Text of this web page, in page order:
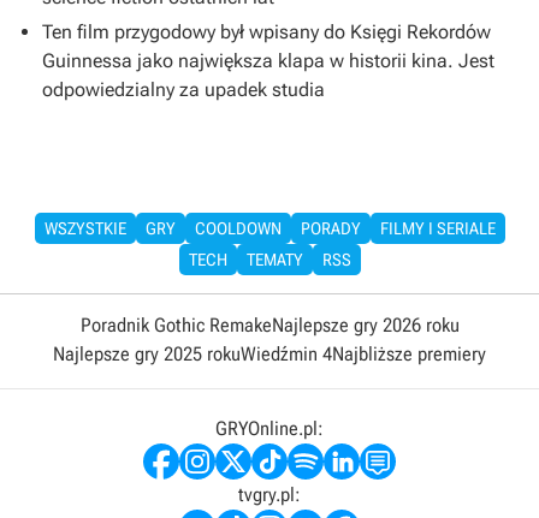
Ten film przygodowy był wpisany do Księgi Rekordów
Guinnessa jako największa klapa w historii kina. Jest
odpowiedzialny za upadek studia
WSZYSTKIE GRY COOLDOWN PORADY
FILMY I SERIALE
TECH
TEMATY RSS
Poradnik Gothic RemakeNajlepsze gry 2026 roku
Najlepsze gry 2025 rokuWiedźmin 4Najbliższe premiery
GRYOnline.pl:
tvgry.pl: